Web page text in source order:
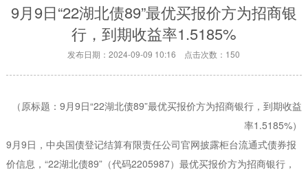
9月9日“22湖北债89”最优买报价方为招商银
行，到期收益率1.5185%
发布日期：2024-09-09 10:16 点击次数：150
（原标题：9月9日“22湖北债89”最优买报价方为招商银行，到期收益
率1.5185%）
9月9日，中央国债登记结算有限责任公司官网披露柜台流通式债券报
价信息，“22湖北债89”（代码2205987）最优买报价方为招商银行，